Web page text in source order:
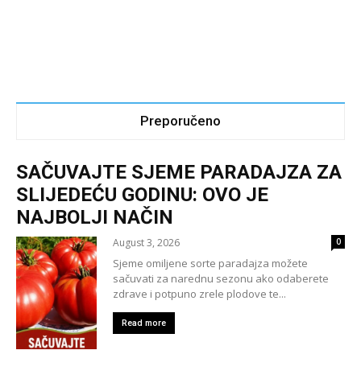
Preporučeno
SAČUVAJTE SJEME PARADAJZA ZA
SLIJEDEĆU GODINU: OVO JE
NAJBOLJI NAČIN
August 3, 2026 0
Sjeme omiljene sorte paradajza možete
sačuvati za narednu sezonu ako odaberete
zdrave i potpuno zrele plodove te...
Read more